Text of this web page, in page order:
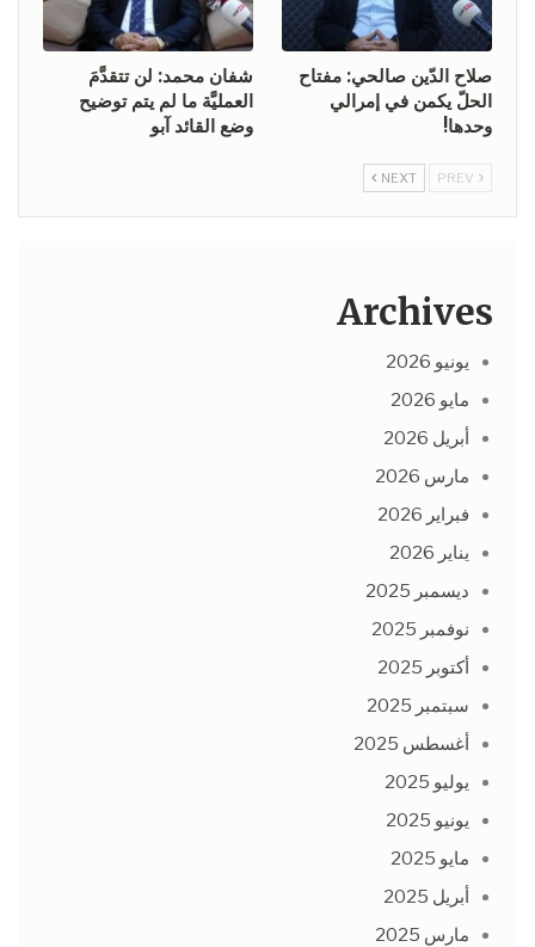
صلاح الدّين صالحي: مفتاح
الحلّ يكمن في إمرالي
وحدها!
شفان محمد: لن تتقدَّمَ
العمليَّة ما لم يتم توضيح
وضع القائد آبو
NEXT
Archives
يونيو 2026
مايو 2026
أبريل 2026
مارس 2026
فبراير 2026
يناير 2026
ديسمبر 2025
نوفمبر 2025
أكتوبر 2025
سبتمبر 2025
أغسطس 2025
يوليو 2025
يونيو 2025
مايو 2025
أبريل 2025
مارس 2025